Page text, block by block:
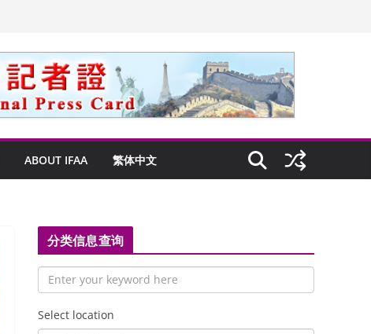
ABOUT IFAA 繁体中文
分类信息查询
Select location